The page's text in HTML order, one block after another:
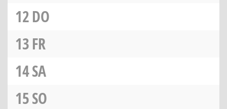
12DO
13FR
14SA
15SO